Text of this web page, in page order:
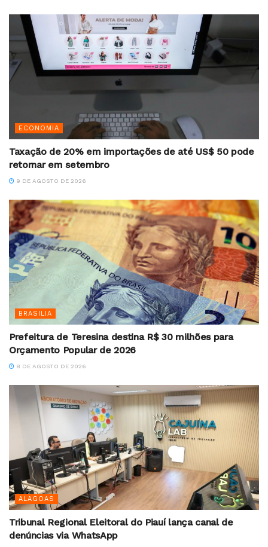
ECONOMIA
Taxação de 20% em importações de até US$ 50 pode
retornar em setembro
9 DE AGOSTO DE 2026
BRASILIA
Prefeitura de Teresina destina R$ 30 milhões para
Orçamento Popular de 2026
8 DE AGOSTO DE 2026
ALAGOAS
Tribunal Regional Eleitoral do Piauí lança canal de
denúncias via WhatsApp